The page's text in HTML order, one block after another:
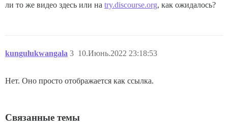
ли то же видео здесь или на try.discourse.org, как ожидалось?
kungulukwangala 10.Июнь.2022 23:18:53
3
Нет. Оно просто отображается как ссылка.
Связанные темы